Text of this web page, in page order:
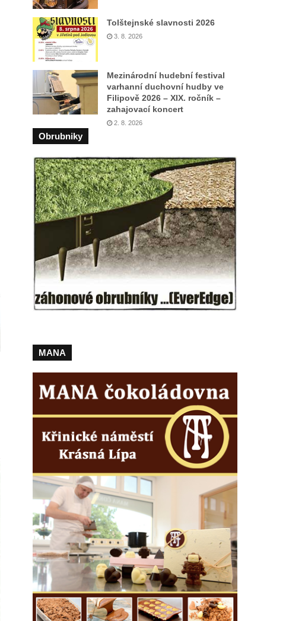
Tolštejnské slavnosti 2026
3. 8. 2026
Mezinárodní hudební festival
varhanní duchovní hudby ve
Filipově 2026 – XIX. ročník –
zahajovací koncert
2. 8. 2026
Obrubniky
MANA